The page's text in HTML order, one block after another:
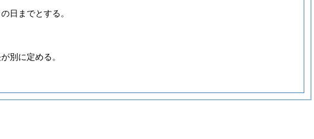
日までとする。
別に定める。